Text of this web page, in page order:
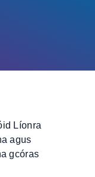
Líonra
agus
gcóras